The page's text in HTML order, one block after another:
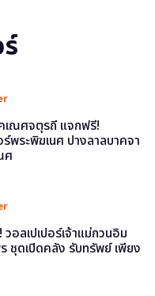
เณศจตุรถี แจกฟรี!
ร์พระพิฆเนศ ปางลาลบาคจา
ศ
วอลเปเปอร์เจ้าแม่กวนอิม
ชุดเปิดคลัง รับทรัพย์ เพียง